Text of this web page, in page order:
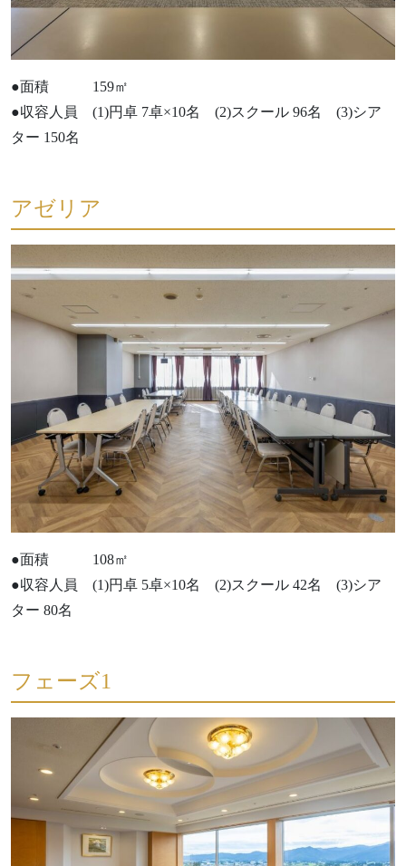
●面積 159㎡
●収容人員 (1)円卓 7卓×10名 (2)スクール 96名 (3)シア
ター 150名
アゼリア
●面積 108㎡
●収容人員 (1)円卓 5卓×10名 (2)スクール 42名 (3)シア
ター 80名
フェーズ1